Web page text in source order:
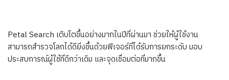
Petal Search เติบโตขึ้นอย่างมากในปีที่ผ่านมา ช่วยให้ผู้ใช้งาน
สามารถสำรวจโลกได้ดียิ่งขึ้นด้วยฟีเจอร์ที่ได้รับการยกระดับ มอบ
ประสบการณ์ผู้ใช้ที่ดีกว่าเดิม และจุดเชื่อมต่อที่มากขึ้น